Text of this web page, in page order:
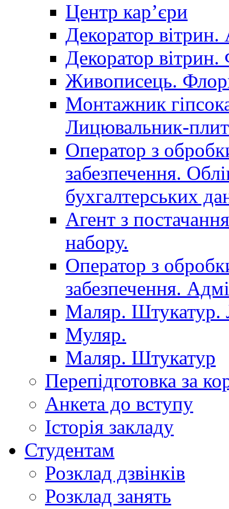
Центр кар’єри
Декоратор вітрин.
Декоратор вітрин.
Живописець.
Монтажник
Лицювальник-
Оператор з
забезпечення.
бухгалтерських
Агент з
набору.
Оператор з
забезпечення.
Маляр. Штукатур.
Муляр.
Маляр. Штукатур
Перепідготовка за
Анкета до вступу
Історія закладу
Студентам
Розклад дзвінків
Розклад занять